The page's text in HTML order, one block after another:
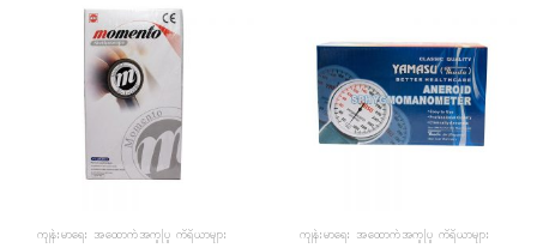
ကျန်းမာရေး အထောက်အကူပြု ကိရိယာများ ကျန်းမာရေး အထောက်အကူပြု ကိရိယာများ